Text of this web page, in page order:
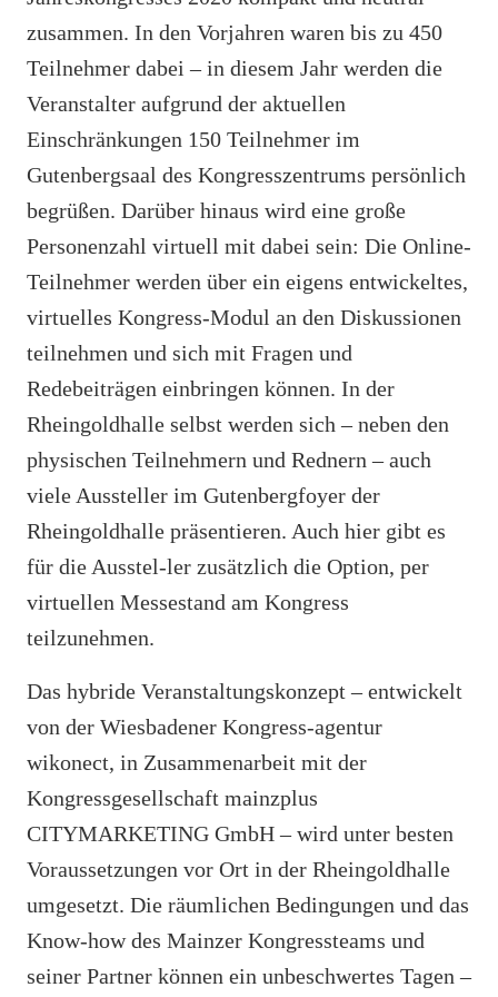
zusammen. In den Vorjahren waren bis zu 450
Teilnehmer dabei – in diesem Jahr werden die
Veranstalter aufgrund der aktuellen
Einschränkungen 150 Teilnehmer im
Gutenbergsaal des Kongresszentrums persönlich
begrüßen. Darüber hinaus wird eine große
Personenzahl virtuell mit dabei sein: Die Online-
Teilnehmer werden über ein eigens entwickeltes,
virtuelles Kongress-Modul an den Diskussionen
teilnehmen und sich mit Fragen und
Redebeiträgen einbringen können. In der
Rheingoldhalle selbst werden sich – neben den
physischen Teilnehmern und Rednern – auch
viele Aussteller im Gutenbergfoyer der
Rheingoldhalle präsentieren. Auch hier gibt es
für die Ausstel-ler zusätzlich die Option, per
virtuellen Messestand am Kongress
teilzunehmen.
Das hybride Veranstaltungskonzept – entwickelt
von der Wiesbadener Kongress-agentur
wikonect, in Zusammenarbeit mit der
Kongressgesellschaft mainzplus
CITYMARKETING GmbH – wird unter besten
Voraussetzungen vor Ort in der Rheingoldhalle
umgesetzt. Die räumlichen Bedingungen und das
Know-how des Mainzer Kongressteams und
seiner Partner können ein unbeschwertes Tagen –